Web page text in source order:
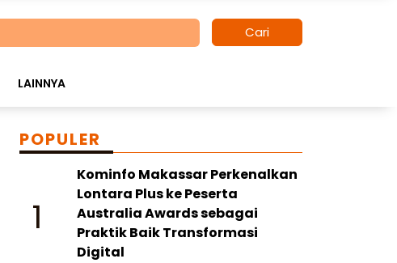
Cari
LAINNYA
POPULER
1
Kominfo Makassar Perkenalkan
Lontara Plus ke Peserta
Australia Awards sebagai
Praktik Baik Transformasi
Digital